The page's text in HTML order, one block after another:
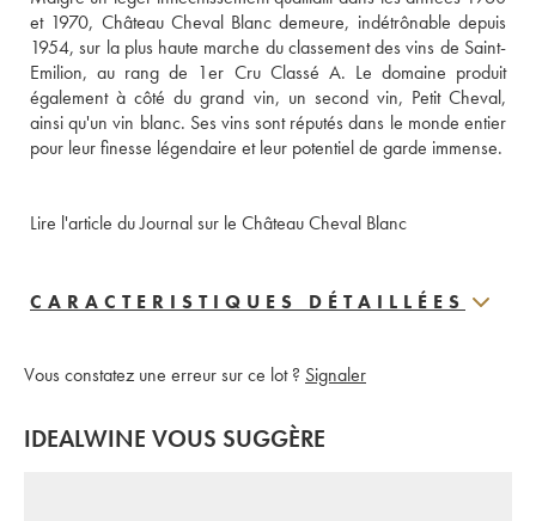
et 1970, Château Cheval Blanc demeure, indétrônable depuis
1954, sur la plus haute marche du classement des vins de Saint-
Emilion, au rang de 1er Cru Classé A. Le domaine produit
également à côté du grand vin, un second vin, Petit Cheval,
ainsi qu'un vin blanc. Ses vins sont réputés dans le monde entier
Lire l'article du Journal sur le Château Cheval Blanc
CARACTERISTIQUES DÉTAILLÉES
Vous constatez une erreur sur ce lot ? Signaler
IDEALWINE VOUS SUGGÈRE